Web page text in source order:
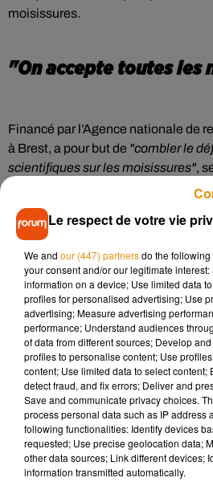
moisissures.
"On accepte toutes les
Financé par l’Agence nationale de
à Brest, a pour but de "combler le
scientifiques sur les moisissures",
enseignante-chercheuse au
biodiversité et d’écologie
Mais ce n'est pas tout. Mynion
gaspillage alimentaire en
dangerosité, ou non, des
Pour participer à cette expérience
simple :inscrivez-vous au projet
questionnaire afin de recevoir un
moisissure alimentaire que vous
retourner. "On accepte toutes les
sur des fruits, des produits laitiers,
boulangerie, de la confiture ou sur
explique à Kimberley Giradon, du
de gestion de l’Ouest chargé de la
scientifiques espèrent ainsi
Le respect de votre vie
We and our (447) partnersdo the
your consent and/or our legitimate
information on a device; Use limited data
profiles for personalised advertising; Use
advertising; Measure advertising
performance; Understand audiences
of data from different sources; Develop
profiles to personalise content; Use
content; Use limited data to select content;
detect fraud, and fix errors; Deliver and
Save and communicate privacy choices.
process personal data such as IP address
following functionalities: Identify devices
requested; Use precise geolocation data;
other data sources; Link different devices;
information transmitted automatically.